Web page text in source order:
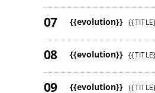
{{evolution}}
{{evolution}}
{{evolution}}